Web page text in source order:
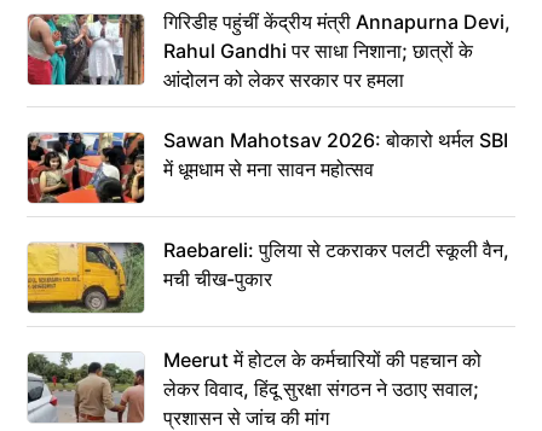
गिरिडीह पहुंचीं केंद्रीय मंत्री Annapurna Devi,
Rahul Gandhi पर साधा निशाना; छात्रों के
आंदोलन को लेकर सरकार पर हमला
Sawan Mahotsav 2026: बोकारो थर्मल SBI
में धूमधाम से मना सावन महोत्सव
Raebareli: पुलिया से टकराकर पलटी स्कूली वैन,
मची चीख-पुकार
Meerut में होटल के कर्मचारियों की पहचान को
लेकर विवाद, हिंदू सुरक्षा संगठन ने उठाए सवाल;
प्रशासन से जांच की मांग